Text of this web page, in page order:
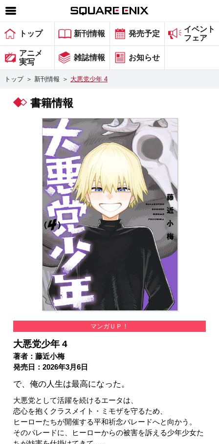
SQUARE ENIX 公式サイトメニュー
ゲーム
マガジン＆ブックス
グッズ
会社情報 採用情報
スクウェア・エニックス サイト内検索
トップ 新刊情報 発売予定
イベント
フェア
アニメ
実写
雑誌情報 お知らせ
トップ ＞ 新刊情報 ＞ 大悪党少年 4
書籍情報
マンガＵＰ！
大悪党少年 4
著者：藤近小梅
発売日：2026年3月6日
で、俺の人生は最高になった。
大悪党として活躍を続けるエータは、
恋心を抱くクラスメイト・ミモザを守るため、
ヒーローたちが開催する平和祈念パレードへと向かう。
そのパレードに、ヒーローからの被害を訴える少年少女た